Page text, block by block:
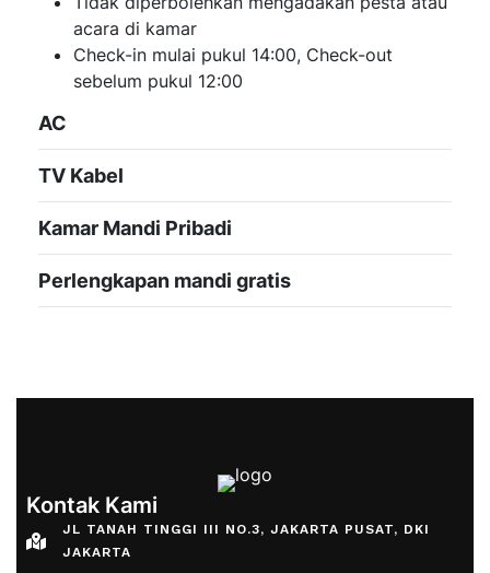
acara di kamar
Check-in mulai pukul 14:00, Check-out
sebelum pukul 12:00
AC
TV Kabel
Kamar Mandi Pribadi
Perlengkapan mandi gratis
Kontak Kami
JL TANAH TINGGI III NO.3, JAKARTA PUSAT, DKI
JAKARTA